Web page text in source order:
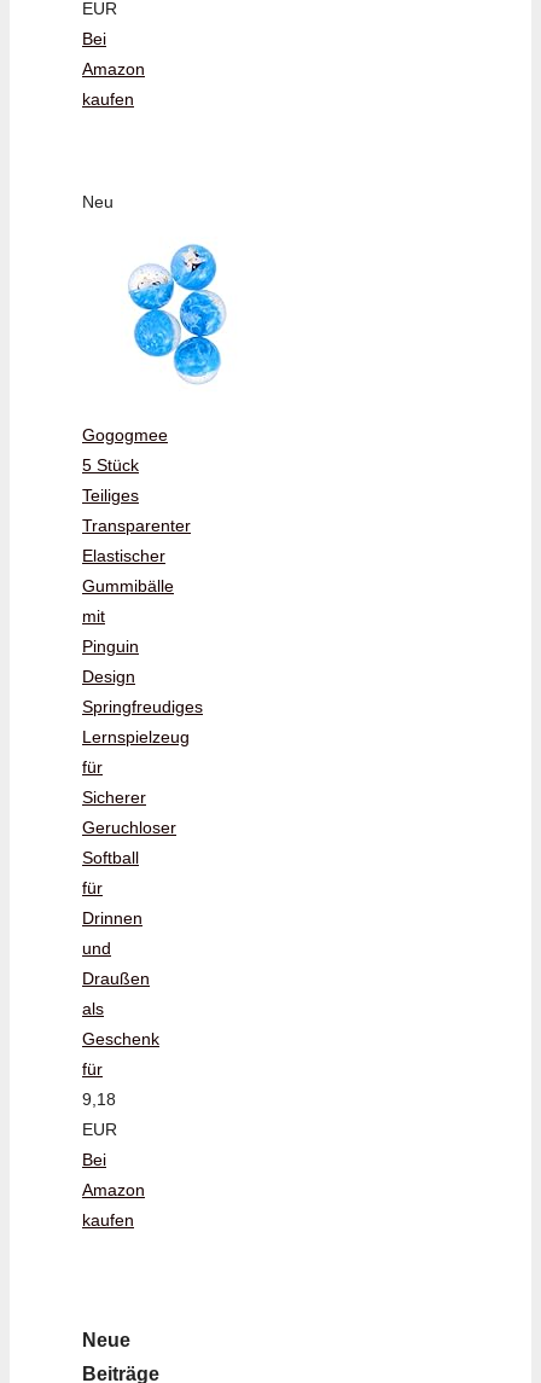
EUR
Bei
Amazon
kaufen
Neu
Gogogmee
5 Stück
Teiliges
Transparenter
Elastischer
Gummibälle
mit
Pinguin
Design
Springfreudiges
Lernspielzeug
für
Sicherer
Geruchloser
Softball
für
Drinnen
und
Draußen
als
Geschenk
für
9,18
EUR
Bei
Amazon
kaufen
Neue
Beiträge